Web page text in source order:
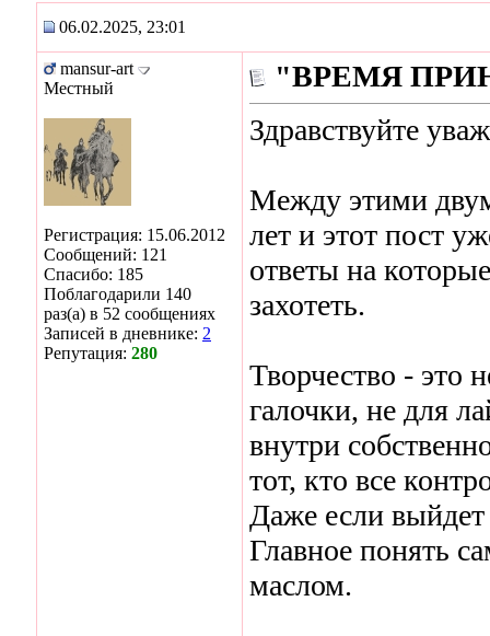
06.02.2025, 23:01
mansur-art
Местный
Регистрация: 15.06.2012
Сообщений: 121
Спасибо: 185
Поблагодарили 140
раз(а) в 52 сообщениях
Записей в дневнике: 2
Репутация: 280
"ВРЕМЯ
Здравствуйте
Между этими
лет и этот пост
ответы на
захотеть.
Творчество - это
галочки, не для
внутри
тот, кто все
Даже если
Главное понять
маслом.